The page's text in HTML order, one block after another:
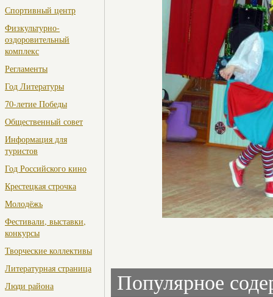
Спортивный центр
Физкультурно-
оздоровительный
комплекс
Регламенты
Год Литературы
70-летие Победы
Общественный совет
Информация для
туристов
Год Российского кино
Крестецкая строчка
Молодёжь
Фестивали, выставки,
конкурсы
Творческие коллективы
Литературная страница
Люди района
Популярное